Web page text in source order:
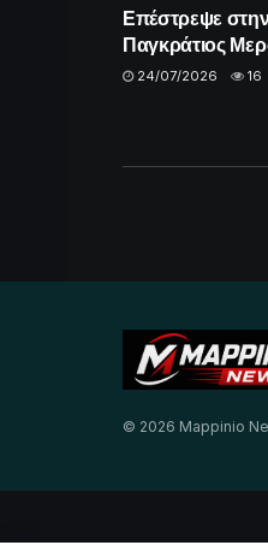
Επέστρεψε
Παγκράτιος
24/07/2026 16
© 2026 Mappinio